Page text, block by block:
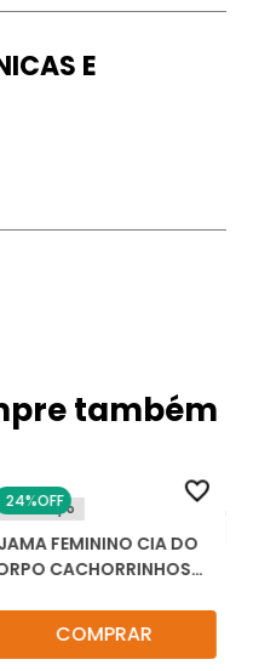
E
também
24%OFF
do Corpo
FEMININO CIA DO
CACHORRINHOS
COMPRAR